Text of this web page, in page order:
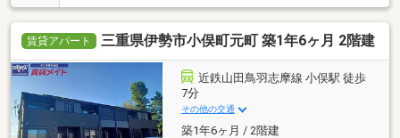
賃貸アパート 三重県伊勢市小俣町元町 築1年6ヶ月 2階建
近鉄山田鳥羽志摩線 小俣駅 徒歩
7分
その他の交通
築1年6ヶ月 / 2階建